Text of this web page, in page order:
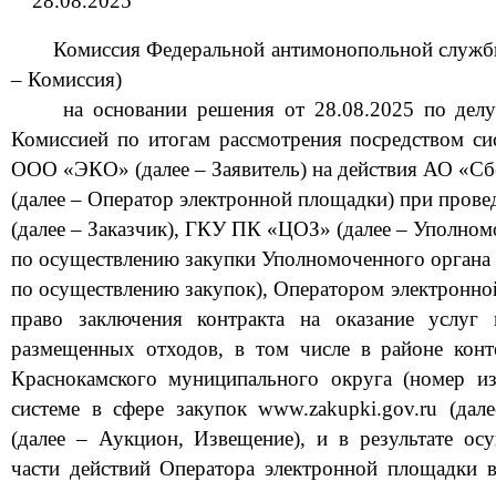
Комиссия Федеральной антимонопольной
– Комиссия)
на основании решения от 28.08.2025 по
Комиссией по итогам рассмотрения посредством
ООО «ЭКО» (далее – Заявитель) на действия АО
(далее – Оператор электронной площадки) при
(далее – Заказчик), ГКУ ПК «ЦОЗ» (далее –
по осуществлению закупки Уполномоченного органа
по осуществлению закупок), Оператором
право заключения контракта на оказание
размещенных отходов, в том числе в районе
Краснокамского муниципального округа (номер
системе в сфере закупок www.zakupki.gov.ru
(далее – Аукцион, Извещение), и в результате
части действий Оператора электронной площадки